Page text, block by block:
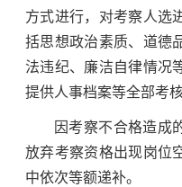
方式进行，对考察人选
括思想政治素质、道德
法违纪、廉洁自律情况
提供人事档案等全部考核
因考察不合格造成
放弃考察资格出现岗位
中依次等额递补。